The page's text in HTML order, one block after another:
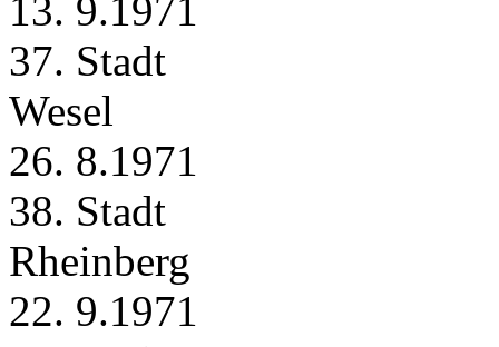
13. 9.1971
37. Stadt
Wesel
26. 8.1971
38. Stadt
Rheinberg
22. 9.1971